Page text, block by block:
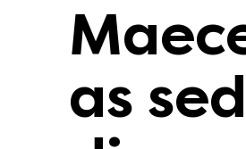
as sed